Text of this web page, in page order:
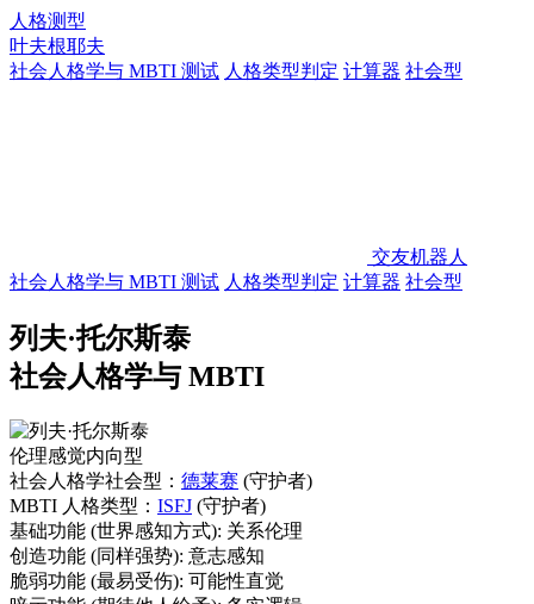
人格测型
叶夫根耶夫
社会人格学与 MBTI 测试 人格类型判定 计算器 社会型
交友机器人
社会人格学与 MBTI 测试 人格类型判定 计算器 社会型
列夫·托尔斯泰
社会人格学与 MBTI
伦理感觉内向型
社会人格学社会型： 德莱赛 (守护者)
MBTI 人格类型： ISFJ (守护者)
基础功能 (世界感知方式): 关系伦理
创造功能 (同样强势): 意志感知
脆弱功能 (最易受伤): 可能性直觉